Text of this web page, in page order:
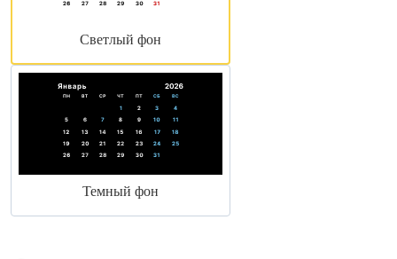
Светлый фон
Темный фон